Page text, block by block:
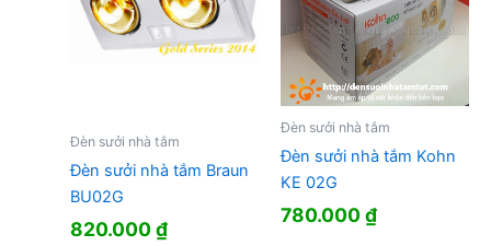
Đèn sưởi nhà tắm
Đèn sưởi nhà tắm Braun
BU02G
820.000₫
Đèn sưởi nhà tắm
Đèn sưởi nhà tắm Kohn
KE 02G
780.000₫